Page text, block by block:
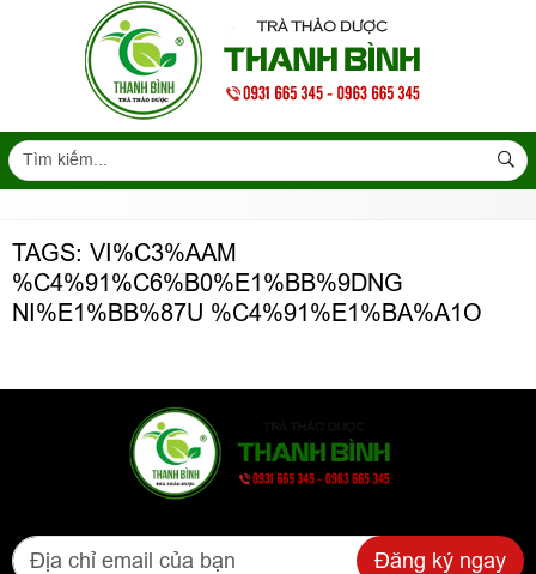
TAGS: VI%C3%AAM
%C4%91%C6%B0%E1%BB%9DNG
NI%E1%BB%87U %C4%91%E1%BA%A1O
Đăng ký ngay